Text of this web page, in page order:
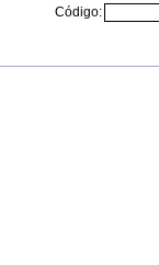
Código: